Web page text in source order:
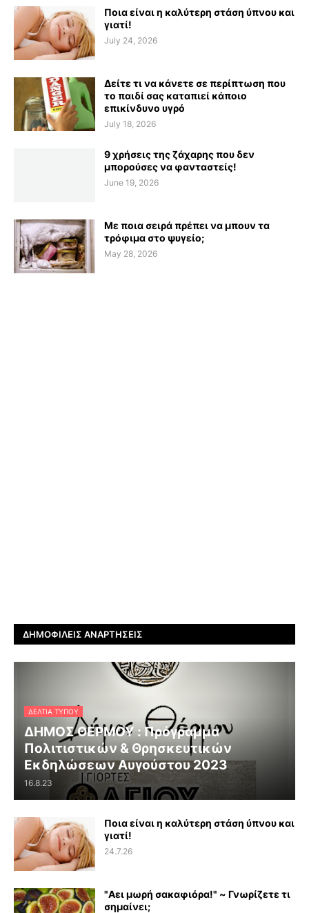
Ποια είναι η καλύτερη στάση ύπνου και
γιατί!
July 24, 2026
Δείτε τι να κάνετε σε περίπτωση που
το παιδί σας καταπιεί κάποιο
επικίνδυνο υγρό
July 18, 2026
9 χρήσεις της ζάχαρης που δεν
μπορούσες να φανταστείς!
June 19, 2026
Με ποια σειρά πρέπει να μπουν τα
τρόφιμα στο ψυγείο;
May 28, 2026
ΔΗΜΟΦΙΛΕΊΣ ΑΝΑΡΤΉΣΕΙΣ
ΔΕΛΤΊΑ ΤΎΠΟΥ
ΔΗΜΟΣ ΘΕΡΜΟΥ : Πρόγραμμα
Πολιτιστικών & Θρησκευτικών
Εκδηλώσεων Αυγούστου 2023
16.8.23
Ποια είναι η καλύτερη στάση ύπνου και
γιατί!
24.7.26
"Αει μωρή σακαφιόρα!" ~ Γνωρίζετε τι
σημαίνει;